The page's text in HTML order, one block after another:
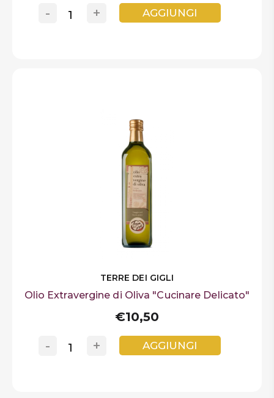
+
- AGGIUNGI
TERRE DEI GIGLI
Olio Extravergine di Oliva "Cucinare Delicato"
€10,50
+
- AGGIUNGI